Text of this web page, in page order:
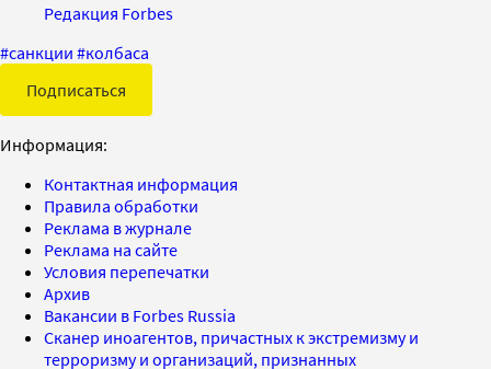
Редакция Forbes
#санкции #колбаса
Подписаться
Информация:
Контактная информация
Правила обработки
Реклама в журнале
Реклама на сайте
Условия перепечатки
Архив
Вакансии в Forbes Russia
Сканер иноагентов, причастных к экстремизму и
терроризму и организаций, признанных